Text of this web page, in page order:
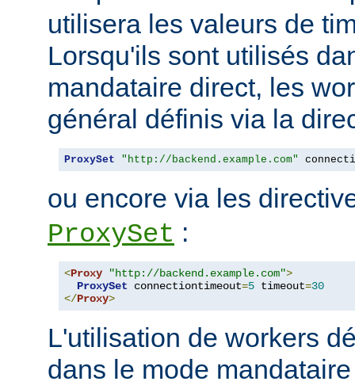
utilisera les valeurs de
Lorsqu'ils sont utilisés
mandataire direct, les
général définis via la
ProxySet "http://backend.example.com"
ou encore via les
ProxySet :
<Proxy "http://backend.example.com">
ProxySet connectiontimeout=5 timeout=30
</Proxy>
L'utilisation de workers
dans le mode